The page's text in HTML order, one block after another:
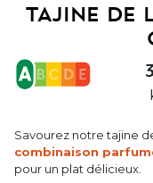
TAJINE DE
Savourez notre tajine
combinaison
pour un plat délicieux.